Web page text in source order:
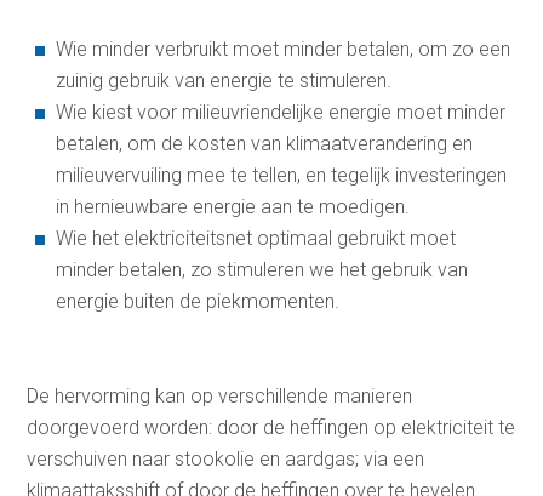
Wie minder verbruikt moet minder betalen, om zo een
zuinig gebruik van energie te stimuleren.
Wie kiest voor milieuvriendelijke energie moet minder
betalen, om de kosten van klimaatverandering en
milieuvervuiling mee te tellen, en tegelijk investeringen
in hernieuwbare energie aan te moedigen.
Wie het elektriciteitsnet optimaal gebruikt moet
minder betalen, zo stimuleren we het gebruik van
energie buiten de piekmomenten.
De hervorming kan op verschillende manieren
doorgevoerd worden: door de heffingen op elektriciteit te
verschuiven naar stookolie en aardgas; via een
klimaattaksshift of door de heffingen over te hevelen